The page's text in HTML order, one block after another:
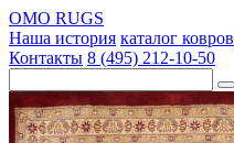
OMO RUGS
Наша история каталог ковров
Контакты 8 (495) 212-10-50